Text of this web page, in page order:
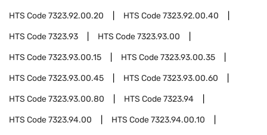
HTS Code7323.92.00.20 HTS Code7323.92.00.40
HTS Code7323.93 HTS Code7323.93.00
HTS Code7323.93.00.15 HTS Code7323.93.00.35
HTS Code7323.93.00.45 HTS Code7323.93.00.60
HTS Code7323.93.00.80 HTS Code7323.94
HTS Code7323.94.00 HTS Code7323.94.00.10